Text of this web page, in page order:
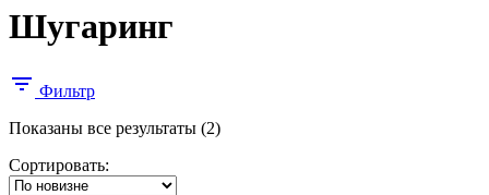
Шугаринг
Фильтр
Показаны все результаты (2)Сортировка:
Сортировать: